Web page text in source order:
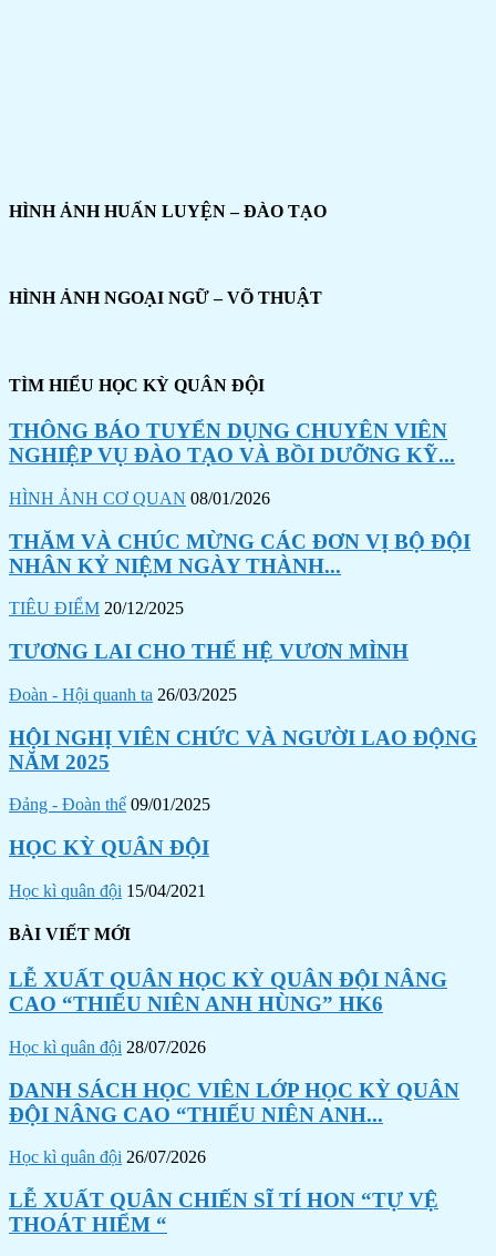
HÌNH ẢNH HUẤN LUYỆN – ĐÀO TẠO
HÌNH ẢNH NGOẠI NGỮ – VÕ THUẬT
TÌM HIỂU HỌC KỲ QUÂN ĐỘI
THÔNG BÁO TUYỂN DỤNG CHUYÊN VIÊN
NGHIỆP VỤ ĐÀO TẠO VÀ BỒI DƯỠNG KỸ...
HÌNH ẢNH CƠ QUAN 08/01/2026
THĂM VÀ CHÚC MỪNG CÁC ĐƠN VỊ BỘ ĐỘI
NHÂN KỶ NIỆM NGÀY THÀNH...
TIÊU ĐIỂM 20/12/2025
TƯƠNG LAI CHO THẾ HỆ VƯƠN MÌNH
Đoàn - Hội quanh ta 26/03/2025
HỘI NGHỊ VIÊN CHỨC VÀ NGƯỜI LAO ĐỘNG
NĂM 2025
Đảng - Đoàn thể 09/01/2025
HỌC KỲ QUÂN ĐỘI
Học kì quân đội 15/04/2021
BÀI VIẾT MỚI
LỄ XUẤT QUÂN HỌC KỲ QUÂN ĐỘI NÂNG
CAO “THIẾU NIÊN ANH HÙNG” HK6
Học kì quân đội 28/07/2026
DANH SÁCH HỌC VIÊN LỚP HỌC KỲ QUÂN
ĐỘI NÂNG CAO “THIẾU NIÊN ANH...
Học kì quân đội 26/07/2026
LỄ XUẤT QUÂN CHIẾN SĨ TÍ HON “TỰ VỆ
THOÁT HIỂM “